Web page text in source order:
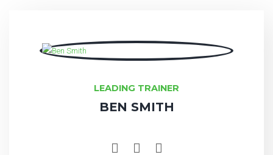
LEADING TRAINER
BEN SMITH